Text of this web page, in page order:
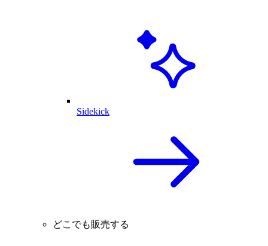
Sidekick
どこでも販売する